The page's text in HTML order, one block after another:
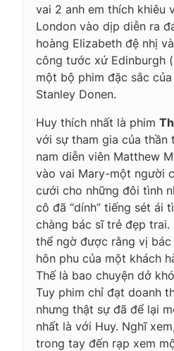
vai 2 anh em thích khiêu
London vào dịp diễn ra
hoàng Elizabeth đệ nhị
công tước xứ Edinburgh
một bộ phim đặc sắc
Stanley Donen.
Huy thích nhất là phim
với sự tham gia của thần
nam diễn viên Matthew
vào vai Mary-một người
cưới cho những đôi tình
cô đã “dính” tiếng sét ái
chàng bác sĩ trẻ đẹp trai.
thể ngờ được rằng vị
hôn phu của một khách
Thế là bao chuyện dở
Tuy phim chỉ đạt doanh
nhưng thật sự đã để lại
nhất là với Huy. Nghĩ
trong tay đến rạp xem